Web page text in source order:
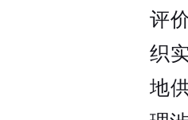
评
织
地